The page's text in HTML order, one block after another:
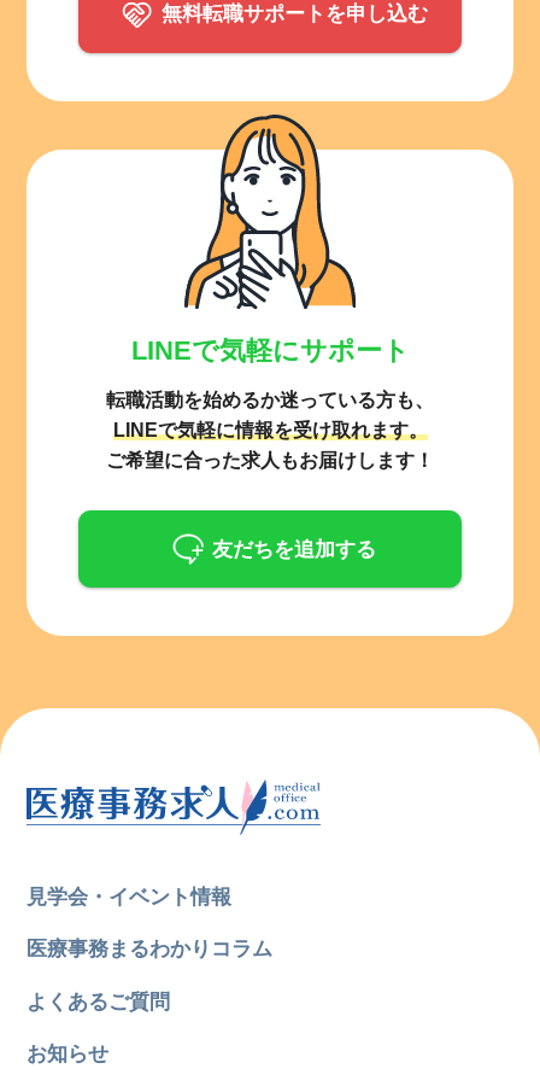
無料転職サポートを申し込む
LINEで気軽にサポート
転職活動を始めるか迷っている方も、
LINEで気軽に情報を受け取れます。
ご希望に合った求人もお届けします！
友だちを追加する
見学会・イベント情報
医療事務まるわかりコラム
よくあるご質問
お知らせ